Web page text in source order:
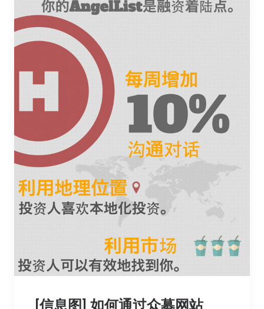
[信息图] 如何通过众募网站